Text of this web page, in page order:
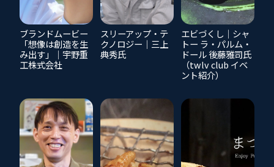
ブランドムービー
「想像は創造を生
み出す」｜宇野重
工株式会社
スリーアップ・テ
クノロジー｜三上
典秀氏
エビづくし｜シャ
トー ラ・パルム・
ドール 後藤雅司氏
（twlv club イベ
ント紹介）